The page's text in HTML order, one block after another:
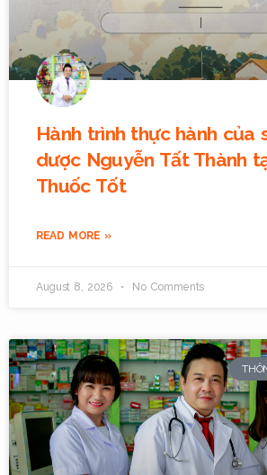
Hành trình thực hành của
dược Nguyễn Tất Thành
Thuốc Tốt
READ MORE »
August 8, 2026 No Comments